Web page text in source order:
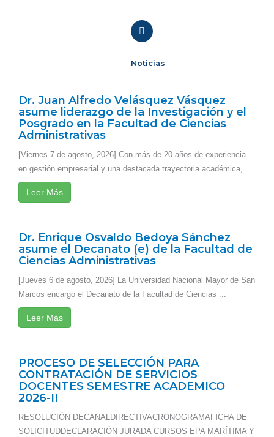
Noticias
Dr. Juan Alfredo Velásquez Vásquez
asume liderazgo de la Investigación y el
Posgrado en la Facultad de Ciencias
Administrativas
[Viernes 7 de agosto, 2026] Con más de 20 años de experiencia
en gestión empresarial y una destacada trayectoria académica, ...
Leer Más
Dr. Enrique Osvaldo Bedoya Sánchez
asume el Decanato (e) de la Facultad de
Ciencias Administrativas
[Jueves 6 de agosto, 2026] La Universidad Nacional Mayor de San
Marcos encargó el Decanato de la Facultad de Ciencias ...
Leer Más
PROCESO DE SELECCIÓN PARA
CONTRATACIÓN DE SERVICIOS
DOCENTES SEMESTRE ACADEMICO
2026-II
RESOLUCIÓN DECANALDIRECTIVACRONOGRAMAFICHA DE
SOLICITUDDECLARACIÓN JURADA CURSOS EPA MARÍTIMA Y